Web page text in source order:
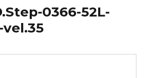
0366-52L-